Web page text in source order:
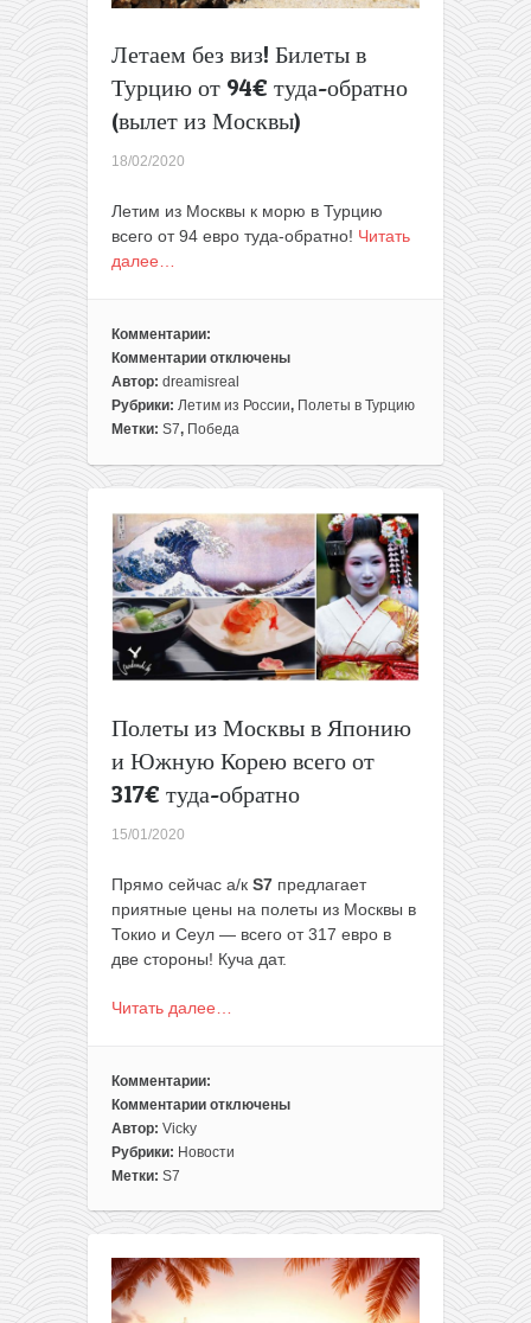
Летаем без виз! Билеты в
Турцию от 94€ туда-обратно
(вылет из Москвы)
18/02/2020
Летим из Москвы к морю в Турцию
всего от 94 евро туда-обратно! Читать
далее…
Комментарии:
Комментарии
к
записи
Летаем
виз!
в
Турцию
от
94€
туда-
(вылет
отключены
Автор: dreamisreal
Рубрики: Летим из России, Полеты в Турцию
Метки: S7, Победа
Полеты из Москвы в Японию
и Южную Корею всего от
317€ туда-обратно
15/01/2020
Прямо сейчас а/к S7 предлагает
приятные цены на полеты из Москвы в
Токио и Сеул — всего от 317 евро в
две стороны! Куча дат.
Читать далее…
Комментарии:
Комментарии
к
записи
Полеты
Москвы
Японию
и
Южную
отключены
Автор: Vicky
Рубрики: Новости
Метки: S7